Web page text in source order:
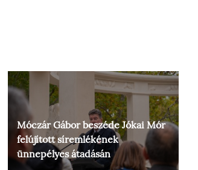
Móczár Gábor beszéde Jókai Mór
felújított síremlékének
ünnepélyes átadásán